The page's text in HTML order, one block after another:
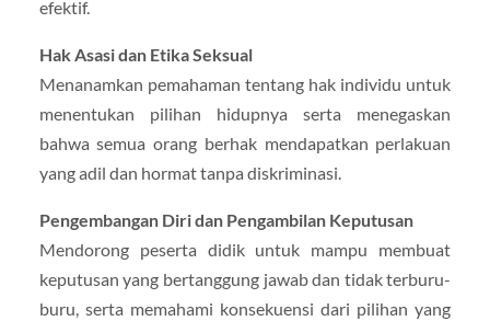
efektif.
Hak Asasi dan Etika Seksual
Menanamkan pemahaman tentang hak individu untuk
menentukan pilihan hidupnya serta menegaskan
bahwa semua orang berhak mendapatkan perlakuan
yang adil dan hormat tanpa diskriminasi.
Pengembangan Diri dan Pengambilan Keputusan
Mendorong peserta didik untuk mampu membuat
keputusan yang bertanggung jawab dan tidak terburu-
buru, serta memahami konsekuensi dari pilihan yang